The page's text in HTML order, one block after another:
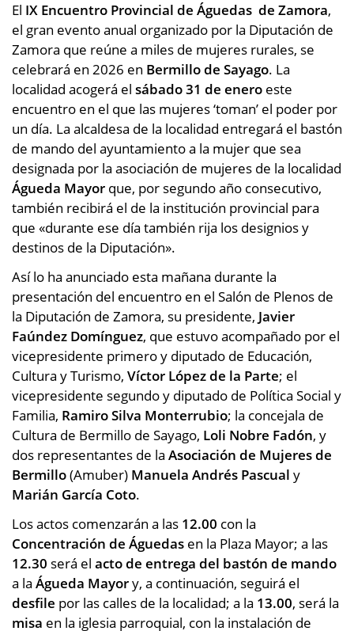
El IX Encuentro Provincial de Águedas de Zamora,
el gran evento anual organizado por la Diputación de
Zamora que reúne a miles de mujeres rurales, se
celebrará en 2026 en Bermillo de Sayago. La
localidad acogerá el sábado 31 de enero este
encuentro en el que las mujeres ‘toman’ el poder por
un día. La alcaldesa de la localidad entregará el bastón
de mando del ayuntamiento a la mujer que sea
designada por la asociación de mujeres de la localidad
Águeda Mayor que, por segundo año consecutivo,
también recibirá el de la institución provincial para
que «durante ese día también rija los designios y
destinos de la Diputación».
Así lo ha anunciado esta mañana durante la
presentación del encuentro en el Salón de Plenos de
la Diputación de Zamora, su presidente, Javier
Faúndez Domínguez, que estuvo acompañado por el
vicepresidente primero y diputado de Educación,
Cultura y Turismo, Víctor López de la Parte; el
vicepresidente segundo y diputado de Política Social y
Familia, Ramiro Silva Monterrubio; la concejala de
Cultura de Bermillo de Sayago, Loli Nobre Fadón, y
dos representantes de la Asociación de Mujeres de
Bermillo(Amuber) Manuela Andrés Pascual y
Marián García Coto.
Los actos comenzarán a las 12.00 con la
Concentración de Águedas en la Plaza Mayor; a las
12.30 será el acto de entrega del bastón de mando
a la Águeda Mayory, a continuación, seguirá el
desfile por las calles de la localidad; a la 13.00, será la
misa en la iglesia parroquial, con la instalación de